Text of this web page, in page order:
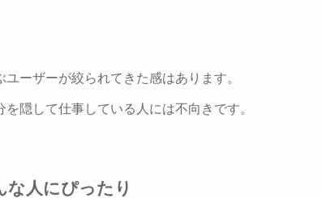
ーザーが絞られてきた感はあります。
隠して仕事している人には不向きです。
人にぴったり